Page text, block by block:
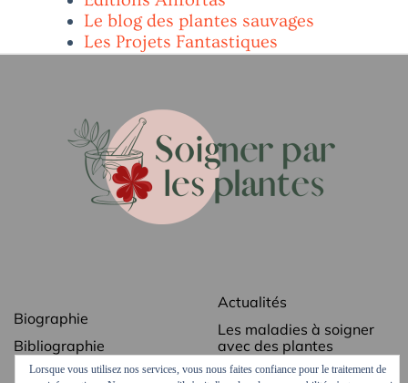
Le blog des plantes sauvages
Les Projets Fantastiques
Biographie
Bibliographie
Revue de presse
Actualités
Les maladies à soigner
avec des plantes
Les secrets des plantes
Lorsque vous utilisez nos services, vous nous faites confiance pour le traitement de